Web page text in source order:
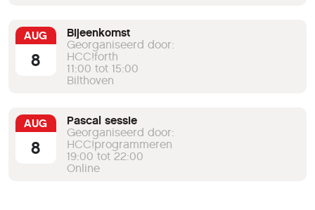
AUG
8
Bijeenkomst
Georganiseerd door:
HCC!forth
11:00 tot 15:00
Bilthoven
AUG
8
Pascal sessie
Georganiseerd door:
HCC!programmeren
19:00 tot 22:00
Online